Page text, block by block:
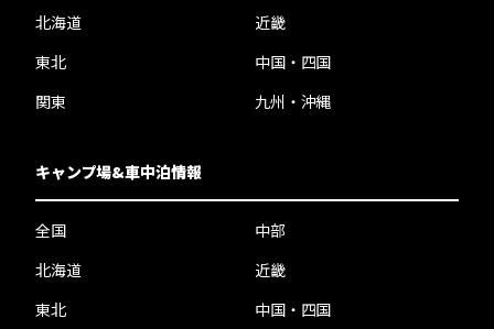
北海道
東北
関東
近畿
中国・四国
九州・沖縄
キャンプ場&車中泊情報
全国
北海道
東北
中部
近畿
中国・四国